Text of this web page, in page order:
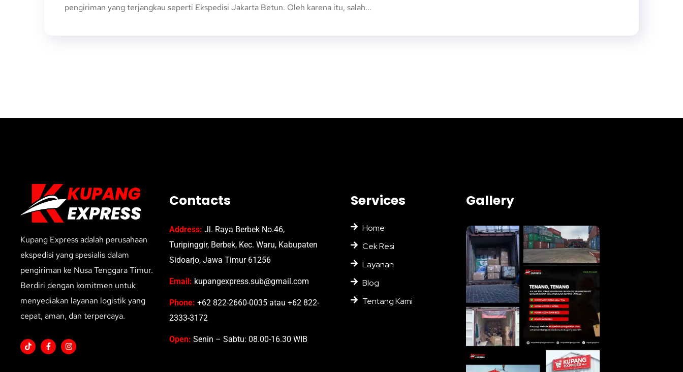
pengiriman yang terjangkau seperti Ekspedisi Jakarta Betun. Oleh karena itu, salah...
Kupang Express adalah perusahaan
ekspedisi yang spesialis dalam
pengiriman ke Nusa Tenggara Timur.
Berdiri dengan komitmen untuk
menyediakan layanan logistik yang
cepat, aman, dan terpercaya.
Contacts
Address: Jl. Raya Berbek No.46,
Turipinggir, Berbek, Kec. Waru, Kabupaten
Sidoarjo, Jawa Timur 61256
Email: kupangexpress.sub@gmail.com
Phone: +62 822-2660-0035 atau +62 822-
2333-3172
Open: Senin – Sabtu: 08.00-16.30 WIB
Services
Home
Cek Resi
Layanan
Blog
Tentang Kami
Gallery